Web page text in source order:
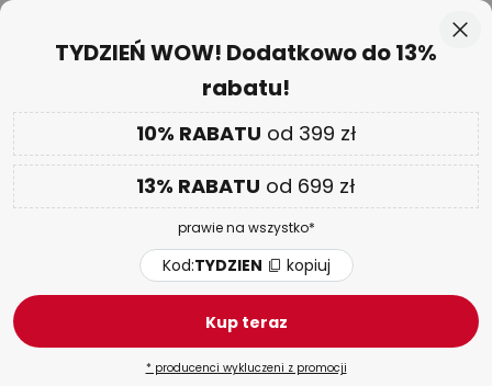
Przejdź
DODATKOWOnawet do 13% RABATU!
Kod: TYDZIEN kopiuj
TYDZIEŃ WOW| do -70%
Lampy stojące na baterie
LED Drewniane Materiałowe
TYDZIEŃ WOW! Dodatkowo do 13%
rabatu!
10% RABATU od 399 zł
13% RABATU od 699 zł
prawie na wszystko*
Kod:TYDZIEN kopiuj
Kup teraz
* producenci wykluczeni z promocji